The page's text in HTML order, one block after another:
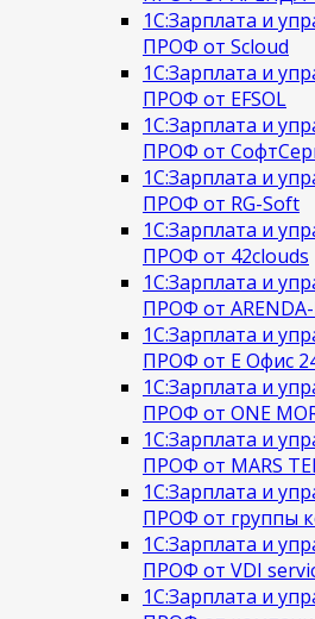
1С:Зарплата и
ПРОФ от Scloud
1С:Зарплата и
ПРОФ от EFSOL
1С:Зарплата и
ПРОФ от
1С:Зарплата и
ПРОФ от RG-Soft
1С:Зарплата и
ПРОФ от 42clouds
1С:Зарплата и
ПРОФ от
1С:Зарплата и
ПРОФ от Е Офис
1С:Зарплата и
ПРОФ от ONE
1С:Зарплата и
ПРОФ от MARS
1С:Зарплата и
ПРОФ от группы
1С:Зарплата и
ПРОФ от VDI
1С:Зарплата и